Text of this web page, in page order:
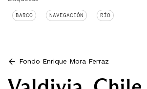
BARCO NAVEGACIÓN RÍO
Fondo Enrique Mora Ferraz